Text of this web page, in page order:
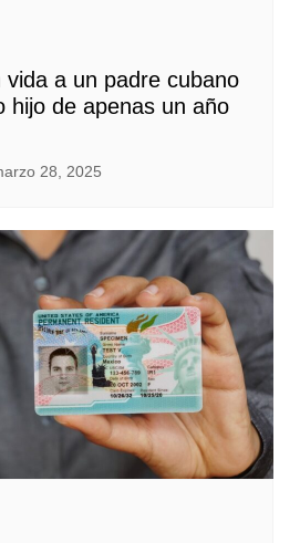
vida a un padre cubano
hijo de apenas un año
28, 2025